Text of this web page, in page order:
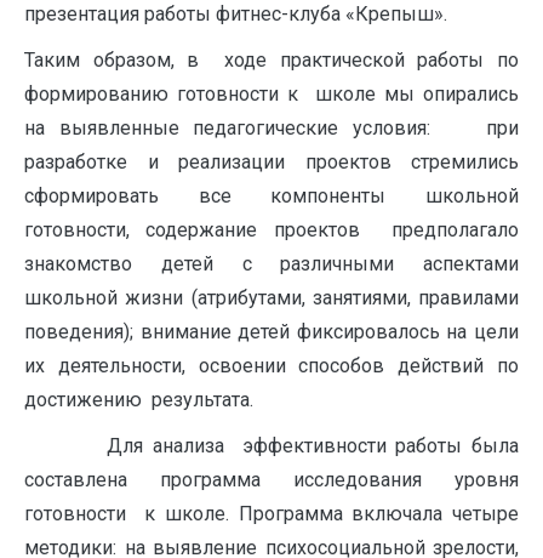
презентация работы фитнес-клуба «Крепыш».
Таким образом, в ходе практической работы по
формированию готовности к школе мы опирались
на выявленные педагогические условия: при
разработке и реализации проектов стремились
сформировать все компоненты школьной
готовности, содержание проектов предполагало
знакомство детей с различными аспектами
школьной жизни (атрибутами, занятиями, правилами
поведения); внимание детей фиксировалось на цели
их деятельности, освоении способов действий по
достижению результата.
Для анализа эффективности работы была
составлена программа исследования уровня
готовности к школе. Программа включала четыре
методики: на выявление психосоциальной зрелости,